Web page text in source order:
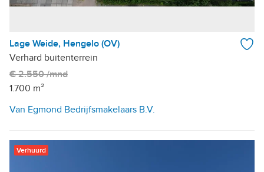
Lage Weide, Hengelo (OV)
Verhard buitenterrein
€ 2.550 /mnd
1.700 m²
Van Egmond Bedrijfsmakelaars B.V.
Verhuurd